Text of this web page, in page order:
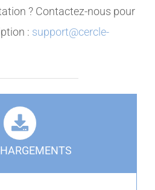
? Contactez-nous pour
: support@cercle-